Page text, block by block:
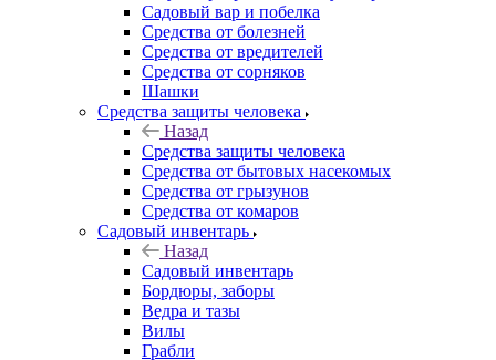
Садовый вар и побелка
Средства от болезней
Средства от вредителей
Средства от сорняков
Шашки
Средства защиты человека
Назад
Средства защиты человека
Средства от бытовых насекомых
Средства от грызунов
Средства от комаров
Садовый инвентарь
Назад
Садовый инвентарь
Бордюры, заборы
Ведра и тазы
Вилы
Грабли